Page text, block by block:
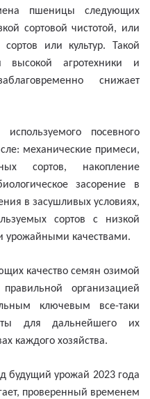
пшеницы следующих
сортовой чистотой, или
или культур. Такой
агротехники и
снижает
посевного
механические примеси,
сортов, накопление
засорение в
в засушливых условиях,
сортов с низкой
урожайными качествами.
качество семян озимой
организацией
ключевым все-таки
для дальнейшего их
каждого хозяйства.
будущий урожай 2023 года
проверенный временем